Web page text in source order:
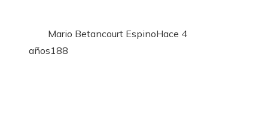
Mario Betancourt EspinoHace 4
años188